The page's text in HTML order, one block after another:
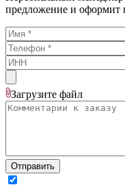
предложение и оформит
Загрузите файл
Отправить